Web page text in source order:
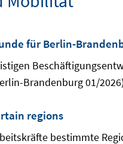
für Berlin-
Brandenburg 01/
regions
bestimmte